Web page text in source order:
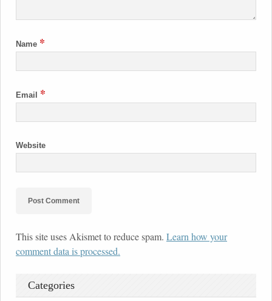
Name *
Email *
Website
This site uses Akismet to reduce spam. Learn how your
comment data is processed.
Categories